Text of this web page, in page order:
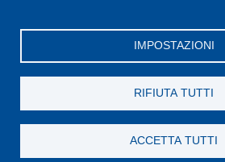
IMPOSTAZIONI
RIFIUTA TUTTI
ACCETTA TUTTI
Facebook
X YouTubeSpotify